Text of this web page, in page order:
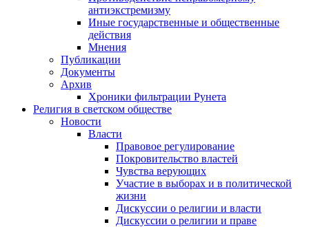
антиэкстремизму
Иные государственные и общественные
действия
Мнения
Публикации
Документы
Архив
Хроники фильтрации Рунета
Религия в светском обществе
Новости
Власти
Правовое регулирование
Покровительство властей
Чувства верующих
Участие в выборах и в политической
жизни
Дискуссии о религии и власти
Дискуссии о религии и праве